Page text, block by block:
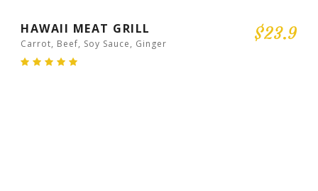
HAWAII MEAT GRILL
Carrot, Beef, Soy Sauce, Ginger $23.9